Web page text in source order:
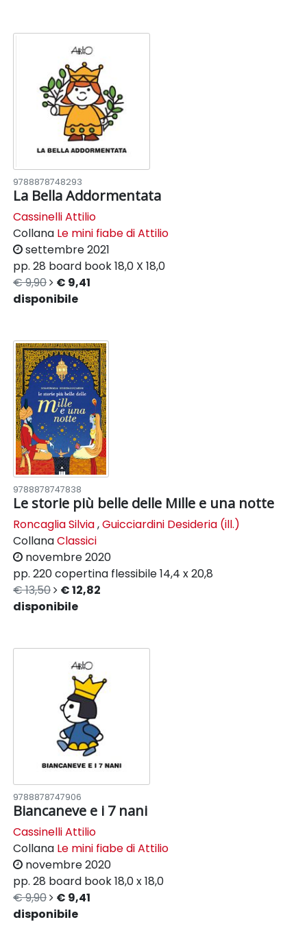
9788878748293
La Bella Addormentata
Cassinelli Attilio
Collana Le mini fiabe di Attilio
settembre 2021
pp. 28 board book18,0 X 18,0
€ 9,90
€ 9,41
disponibile
9788878747838
Le storie più belle delle Mille e una notte
Roncaglia Silvia,Guicciardini Desideria (ill.)
CollanaClassici
novembre 2020
pp. 220copertina flessibile14,4 x 20,8
€ 13,50
€ 12,82
disponibile
9788878747906
Biancaneve e i 7 nani
Cassinelli Attilio
Collana Le mini fiabe di Attilio
novembre 2020
pp. 28 board book18,0 x 18,0
€ 9,90
€ 9,41
disponibile